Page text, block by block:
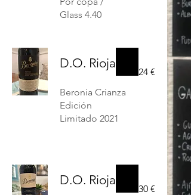
Glass 4.40
D.O. Rioja
Beronia Crianza
Edición
Limitado 2021
24 €
D.O. Rioja
30 €